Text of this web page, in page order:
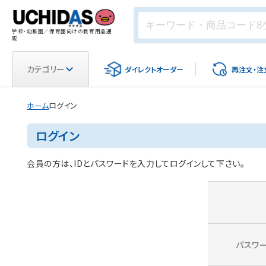
学校・幼稚園／保育園向けの教育用品通
販
カテゴリー ダイレクトオーダー 再注文・注
ホームログイン
ログイン
会員の方は、IDとパスワードを入力してログインして下さい。
パスワ